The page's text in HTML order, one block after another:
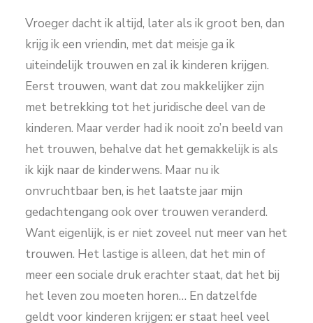
Vroeger dacht ik altijd, later als ik groot ben, dan
krijg ik een vriendin, met dat meisje ga ik
uiteindelijk trouwen en zal ik kinderen krijgen.
Eerst trouwen, want dat zou makkelijker zijn
met betrekking tot het juridische deel van de
kinderen. Maar verder had ik nooit zo’n beeld van
het trouwen, behalve dat het gemakkelijk is als
ik kijk naar de kinderwens. Maar nu ik
onvruchtbaar ben, is het laatste jaar mijn
gedachtengang ook over trouwen veranderd.
Want eigenlijk, is er niet zoveel nut meer van het
trouwen. Het lastige is alleen, dat het min of
meer een sociale druk erachter staat, dat het bij
het leven zou moeten horen… En datzelfde
geldt voor kinderen krijgen: er staat heel veel